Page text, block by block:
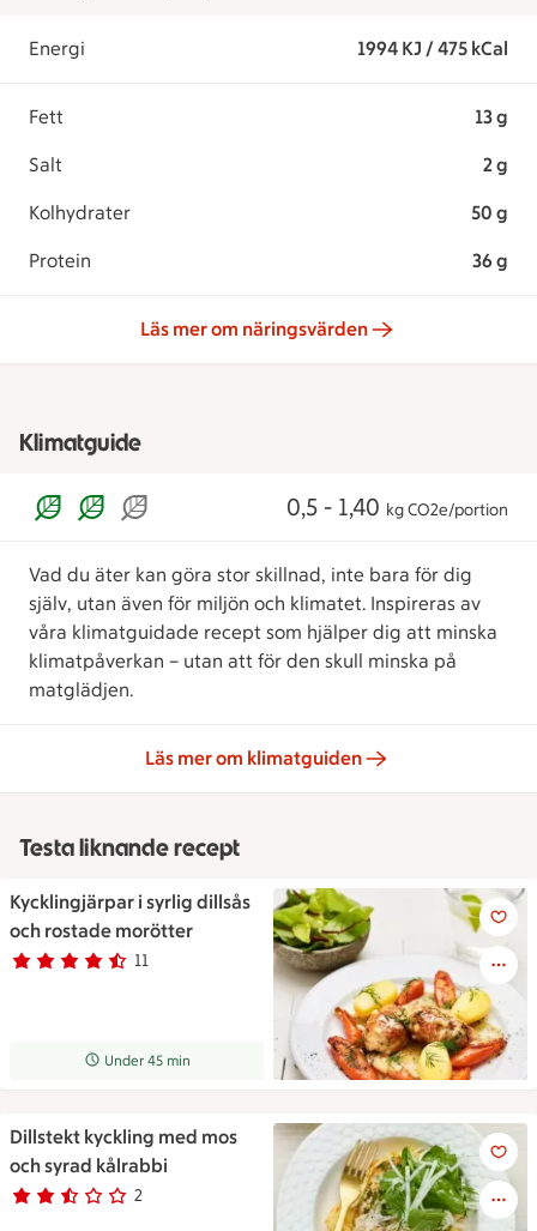
Energi 1994 KJ / 475 kCal
Fett 13 g
Salt 2 g
Kolhydrater 50 g
Protein 36 g
Läs mer om näringsvärden
Klimatguide
0,5 - 1,40 kg CO2e/portion
Vad du äter kan göra stor skillnad, inte bara för dig
själv, utan även för miljön och klimatet. Inspireras av
våra klimatguidade recept som hjälper dig att minska
klimatpåverkan – utan att för den skull minska på
matglädjen.
Läs mer om klimatguiden
Testa liknande recept
Kycklingjärpar i syrlig dillsås
och rostade morötter
Betyg 4.5 av 5. 11
11 personer har röstat
Receptet tar Under 45 min att tillaga
Under 45 min
Kycklingjärpar i syrlig dillsås
Dillstekt kyckling med mos
och syrad kålrabbi
Betyg 2.5 av 5. 2
2 personer har röstat
Dillstekt kyckling med mos